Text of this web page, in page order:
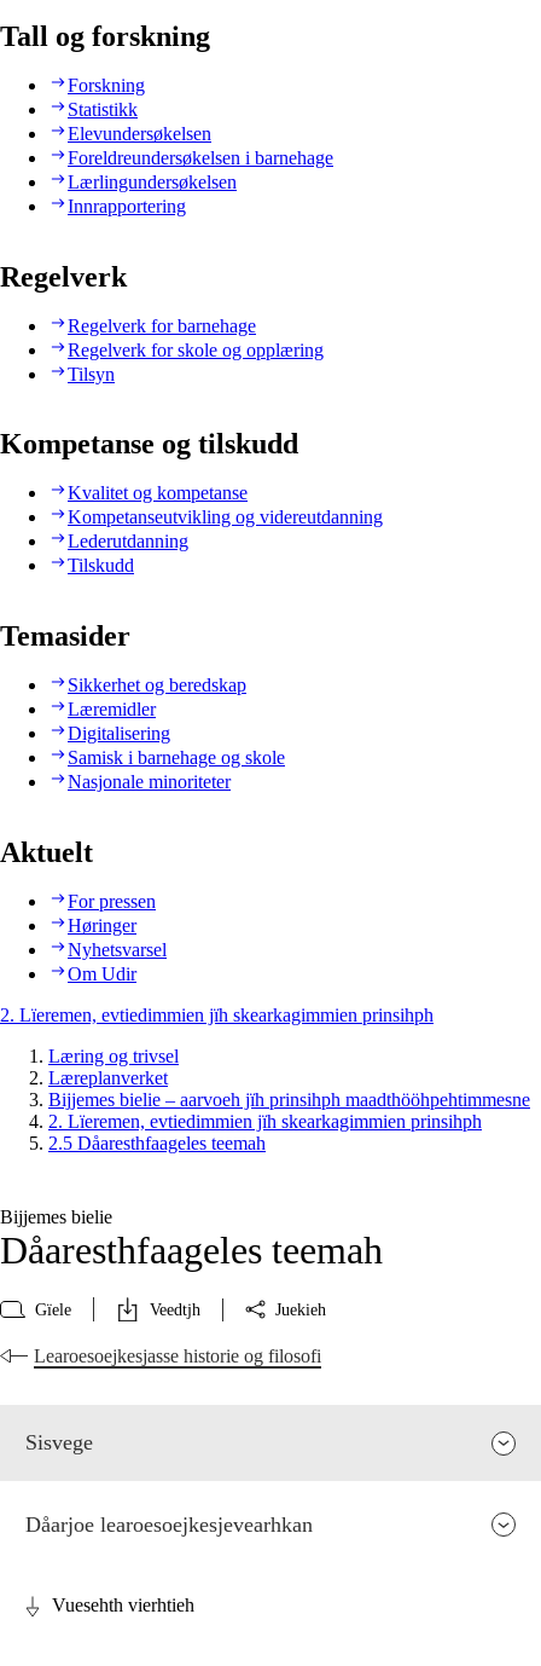
Tall og forskning
Forskning
Statistikk
Elevundersøkelsen
Foreldreundersøkelsen i barnehage
Lærlingundersøkelsen
Innrapportering
Regelverk
Regelverk for barnehage
Regelverk for skole og opplæring
Tilsyn
Kompetanse og tilskudd
Kvalitet og kompetanse
Kompetanseutvikling og videreutdanning
Lederutdanning
Tilskudd
Temasider
Sikkerhet og beredskap
Læremidler
Digitalisering
Samisk i barnehage og skole
Nasjonale minoriteter
Aktuelt
For pressen
Høringer
Nyhetsvarsel
Om Udir
2. Lïeremen, evtiedimmien jïh skearkagimmien prinsihph
Læring og trivsel
Læreplanverket
Bijjemes bielie – aarvoeh jïh prinsihph maadthööhpehtimmesne
2. Lïeremen, evtiedimmien jïh skearkagimmien prinsihph
2.5 Dåaresthfaageles teemah
Bijjemes bielie
Dåaresthfaageles teemah
Gïele Veedtjh Juekieh
Learoesoejkesjasse historie og filosofi
Sisvege
Dåarjoe learoesoejkesjevearhkan
Vuesehth vierhtieh